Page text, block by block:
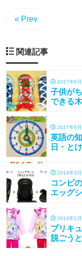
« Prev
関連記事
2017年6
子供が
できる
2017年6
英語の
日・と
2014年3
コンビ
エッグ
2014年2
プリキ
脱ごう